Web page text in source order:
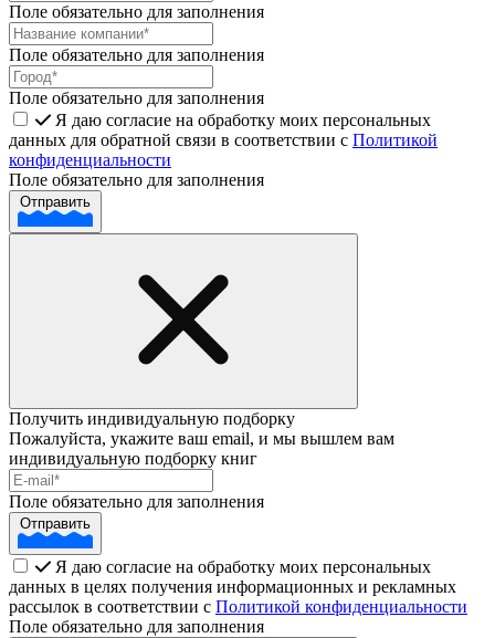
Поле обязательно для заполнения
Поле обязательно для заполнения
Поле обязательно для заполнения
Я даю согласие на обработку моих персональных
данных для обратной связи в соответствии с Политикой
конфиденциальности
Поле обязательно для заполнения
Отправить
Получить индивидуальную подборку
Пожалуйста, укажите ваш email, и мы вышлем вам
индивидуальную подборку книг
Поле обязательно для заполнения
Отправить
Я даю согласие на обработку моих персональных
данных в целях получения информационных и рекламных
рассылок в соответствии с Политикой конфиденциальности
Поле обязательно для заполнения